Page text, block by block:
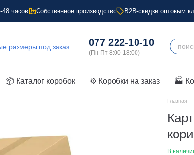
48 часов Собственное производство B2B-скидки оптовым
077 222-10-10
📦 Каталог коробок ⚙️ Коробки на заказ 🏭
Главная
В